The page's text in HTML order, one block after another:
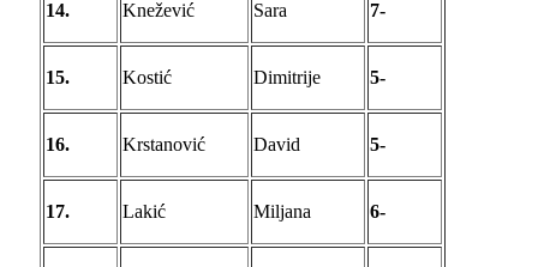
14. Knežević Sara 7-
15. Kostić Dimitrije 5-
16. Krstanović David 5-
17. Lakić Miljana 6-